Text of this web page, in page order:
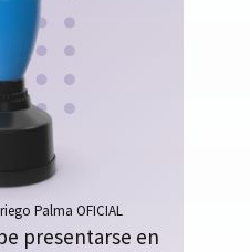
Palma OFICIAL
presentarse en